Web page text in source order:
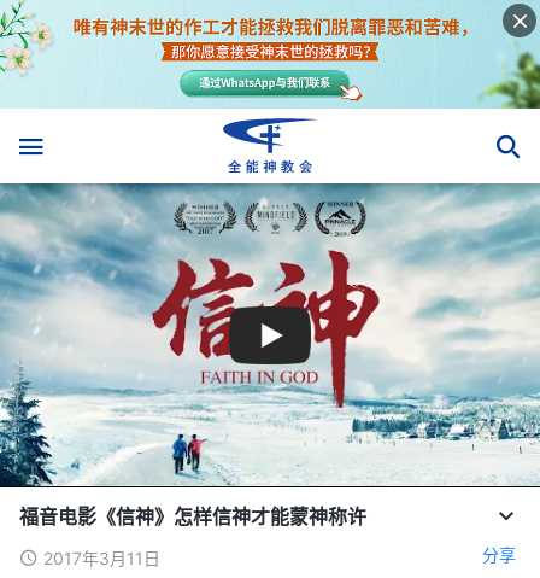
福音电影《信神》怎样信神才能蒙神称许
2017年3月11日 分享